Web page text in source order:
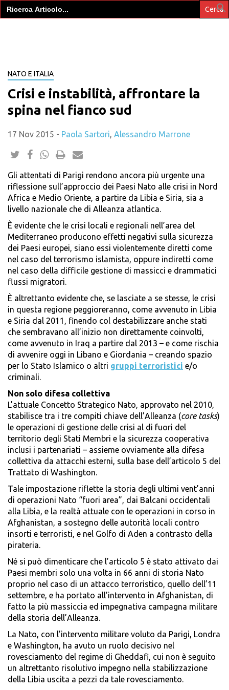
Search
for:
NATO E ITALIA
Crisi e instabilità, affrontare la
spina nel fianco sud
17 Nov 2015 - Paola Sartori, Alessandro Marrone
Gli attentati di Parigi rendono ancora più urgente una
riflessione sull’approccio dei Paesi Nato alle crisi in Nord
Africa e Medio Oriente, a partire da Libia e Siria, sia a
livello nazionale che di Alleanza atlantica.
È evidente che le crisi locali e regionali nell’area del
Mediterraneo producono effetti negativi sulla sicurezza
dei Paesi europei, siano essi violentemente diretti come
nel caso del terrorismo islamista, oppure indiretti come
nel caso della difficile gestione di massicci e drammatici
flussi migratori.
È altrettanto evidente che, se lasciate a se stesse, le crisi
in questa regione peggioreranno, come avvenuto in Libia
e Siria dal 2011, finendo col destabilizzare anche stati
che sembravano all’inizio non direttamente coinvolti,
come avvenuto in Iraq a partire dal 2013 – e come rischia
di avvenire oggi in Libano e Giordania – creando spazio
per lo Stato Islamico o altri gruppi terroristici e/o
criminali.
Non solo difesa collettiva
L’attuale Concetto Strategico Nato, approvato nel 2010,
stabilisce tra i tre compiti chiave dell’Alleanza (core tasks)
le operazioni di gestione delle crisi al di fuori del
territorio degli Stati Membri e la sicurezza cooperativa
inclusi i partenariati – assieme ovviamente alla difesa
collettiva da attacchi esterni, sulla base dell’articolo 5 del
Trattato di Washington.
Tale impostazione riflette la storia degli ultimi vent’anni
di operazioni Nato “fuori area”, dai Balcani occidentali
alla Libia, e la realtà attuale con le operazioni in corso in
Afghanistan, a sostegno delle autorità locali contro
insorti e terroristi, e nel Golfo di Aden a contrasto della
pirateria.
Né si può dimenticare che l’articolo 5 è stato attivato dai
Paesi membri solo una volta in 66 anni di storia Nato
proprio nel caso di un attacco terroristico, quello dell’11
settembre, e ha portato all’intervento in Afghanistan, di
fatto la più massiccia ed impegnativa campagna militare
della storia dell’Alleanza.
La Nato, con l’intervento militare voluto da Parigi, Londra
e Washington, ha avuto un ruolo decisivo nel
rovesciamento del regime di Gheddafi, cui non è seguito
un altrettanto risolutivo impegno nella stabilizzazione
della Libia uscita a pezzi da tale rovesciamento.